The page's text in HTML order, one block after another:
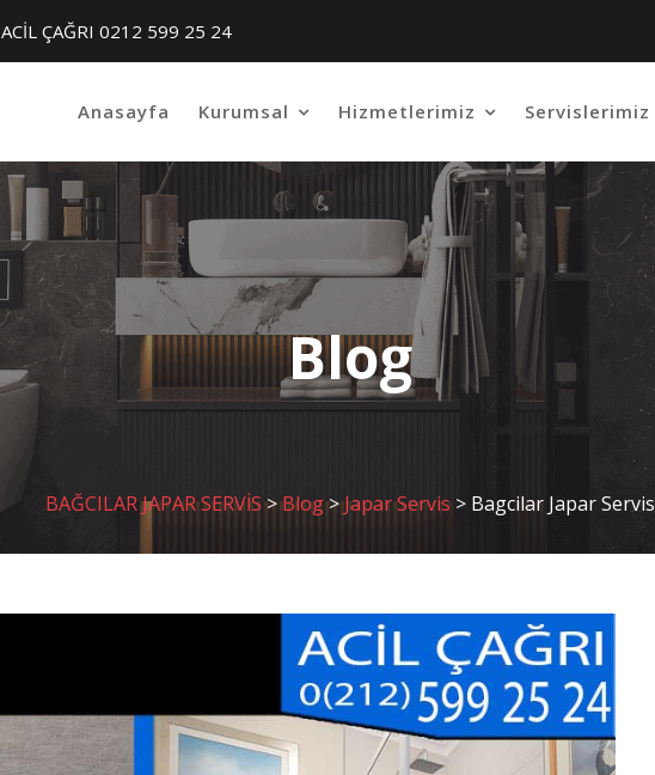
ACİL ÇAĞRI 0212 599 25 24
Anasayfa Kurumsal Hizmetlerimiz Servislerimiz
Blog
BAĞCILAR JAPAR SERVİS>Blog>Japar Servis > Bagcilar Japar Servis